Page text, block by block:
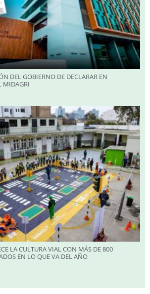
DEL GOBIERNO DE DECLARAR EN
MIDAGRI
LA CULTURA VIAL CON MÁS DE 800
EN LO QUE VA DEL AÑO